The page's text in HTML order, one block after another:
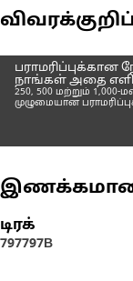
பராமரிப்புக்கான
நாங்கள் அதை
250, 500 மற்றும்
முழுமையான
டிரக்
797797B